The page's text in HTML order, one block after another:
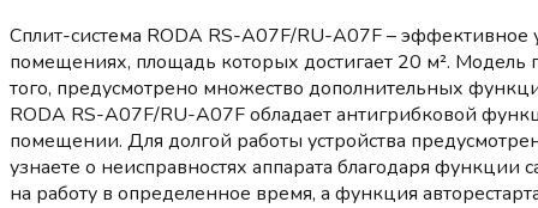
Сплит-система RODA RS-A07F/RU-A07F –
помещениях, площадь которых достигает 20 м². Модель
того, предусмотрено множество дополнительных
RODA RS-A07F/RU-A07F обладает антигрибковой
помещении. Для долгой работы устройства
узнаете о неисправностях аппарата благодаря
на работу в определенное время, а функция